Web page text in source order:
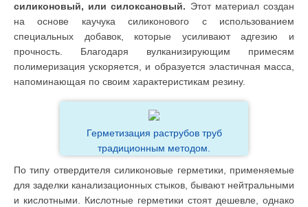
силиконовый, или силоксановый. Этот материал создан
на основе каучука силиконового с использованием
специальных добавок, которые усиливают адгезию и
прочность. Благодаря вулканизирующим примесям
полимеризация ускоряется, и образуется эластичная масса,
напоминающая по своим характеристикам резину.
Герметизация раструбов труб
традиционным методом.
По типу отвердителя силиконовые герметики, применяемые
для заделки канализационных стыков, бывают нейтральными
и кислотными. Кислотные герметики стоят дешевле, однако